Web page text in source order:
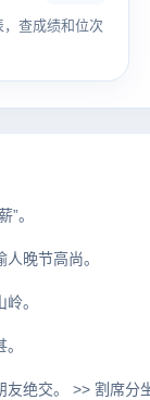
查成绩和位次
。
晚节高尚。
。
友绝交。 >> 割席分